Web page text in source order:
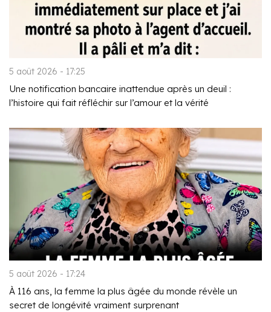
5 août 2026 - 17:25
Une notification bancaire inattendue après un deuil :
l’histoire qui fait réfléchir sur l’amour et la vérité
5 août 2026 - 17:24
À 116 ans, la femme la plus âgée du monde révèle un
secret de longévité vraiment surprenant